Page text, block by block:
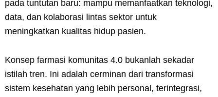
pada tuntutan baru: mampu memanfaatkan teknologi,
data, dan kolaborasi lintas sektor untuk
meningkatkan kualitas hidup pasien.
Konsep farmasi komunitas 4.0 bukanlah sekadar
istilah tren. Ini adalah cerminan dari transformasi
sistem kesehatan yang lebih personal, terintegrasi,